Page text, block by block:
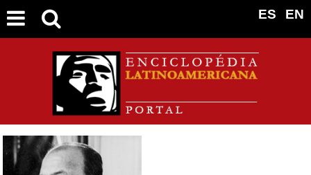
EN
ES